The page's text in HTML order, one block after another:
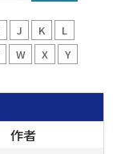
入
前
幾
個
J K
L
W X
Y
作者